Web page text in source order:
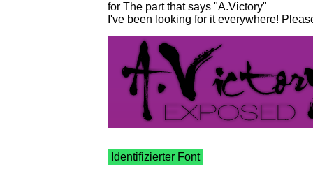
for The part that says "A.Victory"
I've been looking for it everywhere!
Identifizierter Font